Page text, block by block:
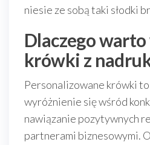
niesie ze sobą taki słodki
Dlaczego
krówki z
Personalizowane krówki to
wyróżnienie się wśród
nawiązanie pozytywnych
partnerami biznesowymi.